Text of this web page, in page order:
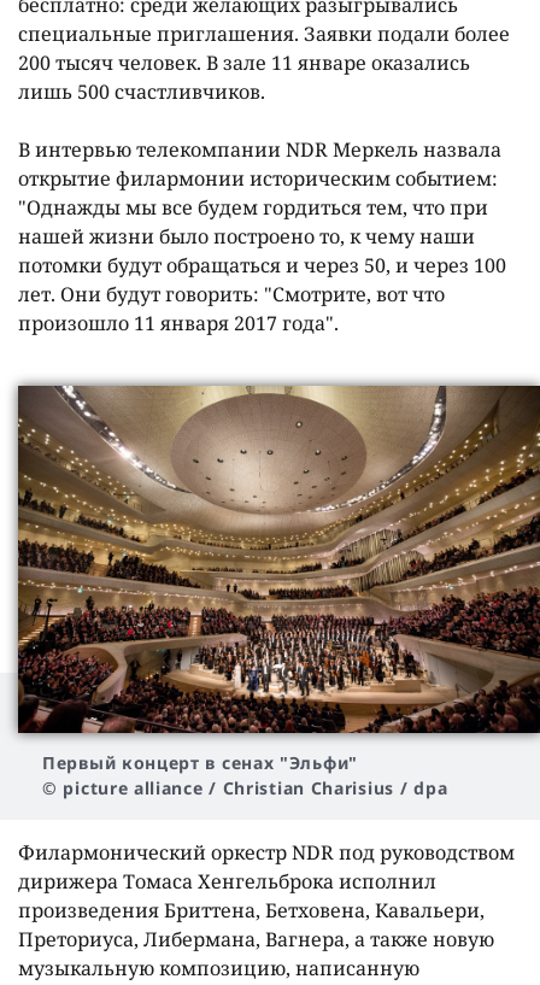
специальные приглашения. Заявки подали более
200 тысяч человек. В зале 11 январе оказались
лишь 500 счастливчиков.
В интервью телекомпании NDR Меркель назвала
открытие филармонии историческим событием:
"Однажды мы все будем гордиться тем, что при
нашей жизни было построено то, к чему наши
потомки будут обращаться и через 50, и через 100
лет. Они будут говорить: "Смотрите, вот что
произошло 11 января 2017 года".
Первый концерт в сенах "Эльфи"
© picture alliance / Christian Charisius / dpa
Филармонический оркестр NDR под руководством
дирижера Томаса Хенгельброка исполнил
произведения Бриттена, Бетховена, Кавальери,
Преториуса, Либермана, Вагнера, а также новую
музыкальную композицию, написанную